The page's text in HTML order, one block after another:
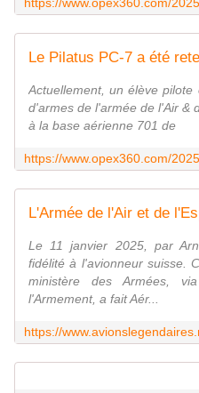
Actuellement, un élève
d'armes de l'armée de l'Air &
à la base aérienne 701 de
Le 11 janvier 2025, par
fidélité à l'avionneur suisse.
ministère des Armées,
l'Armement, a fait Aér...